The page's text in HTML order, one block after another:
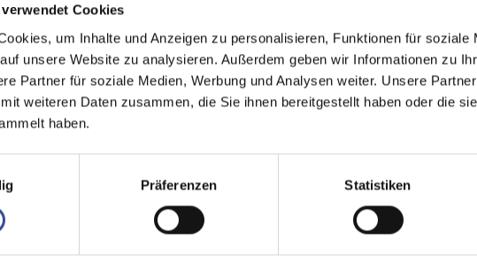
verwendet Cookies
um Inhalte und Anzeigen zu personalisieren, Funktionen für soziale
unsere Website zu analysieren. Außerdem geben wir Informationen zu
Partner für soziale Medien, Werbung und Analysen weiter. Unsere
weiteren Daten zusammen, die Sie ihnen bereitgestellt haben oder die
haben.
Präferenzen Statistiken
3000 mm
manuell
Bildschirmarbeitsplätze, Fenster, Festverglasung, Türen
Deckenmontage, Wandmontage